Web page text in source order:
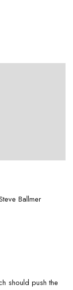
Ballmer
should push the